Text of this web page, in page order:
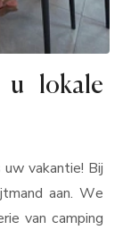
u lokale
vakantie! Bij
aan. We
van camping